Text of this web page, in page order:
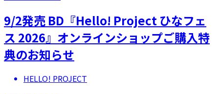
9/2発売 BD『Hello! Project ひなフェ
ス 2026』オンラインショップご購入特
典のお知らせ
HELLO! PROJECT